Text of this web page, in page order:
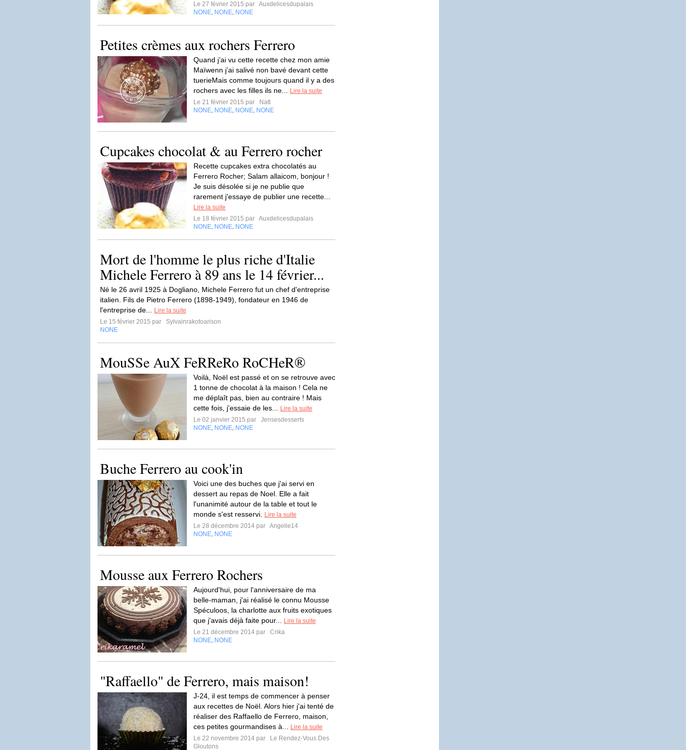
Le 27 février 2015 par Auxdelicesdupalais
NONE NONE NONE
Petites crèmes aux rochers Ferrero
Quand j’ai vu cette recette chez mon amie
Maïwenn j’ai salivé non bavé devant cette
tuerieMais comme toujours quand il y a des
rochers avec les filles ils ne...
Lire la suite
Le 21 février 2015 par
Natt
NONE NONE NONE NONE
Cupcakes chocolat & au Ferrero rocher
Recette cupcakes extra chocolatés au
Ferrero Rocher; Salam allaicom, bonjour !
Je suis désolée si je ne publie que
rarement j'essaye de publier une recette...
Lire la suite
Le 18 février 2015 par Auxdelicesdupalais
NONE NONE NONE
Mort de l'homme le plus riche d'Italie
Michele Ferrero à 89 ans le 14 février...
Né le 26 avril 1925 à Dogliano, Michele Ferrero fut un chef d'entreprise
italien. Fils de Pietro Ferrero (1898-1949), fondateur en 1946 de
l'entreprise de...
Lire la suite
Le 15 février 2015 par
Sylvainrakotoarison
NONE
MouSSe AuX FeRReRo RoCHeR®
Voilà, Noël est passé et on se retrouve avec
1 tonne de chocolat à la maison ! Cela ne
me déplaît pas, bien au contraire ! Mais
cette fois, j'essaie de les...
Lire la suite
Le 02 janvier 2015 par
Jensesdesserts
NONE NONE NONE
Buche Ferrero au cook'in
Voici une des buches que j'ai servi en
dessert au repas de Noel. Elle a fait
l'unanimité autour de la table et tout le
monde s'est resservi.
Lire la suite
Le 28 décembre 2014 par Angelle14
NONE NONE
Mousse aux Ferrero Rochers
Aujourd'hui, pour l'anniversaire de ma
belle-maman, j'ai réalisé le connu Mousse
Spéculoos, la charlotte aux fruits exotiques
que j'avais déjà faite pour...
Lire la suite
Le 21 décembre 2014 par
Crika
NONE NONE
"Raffaello" de Ferrero, mais maison!
J-24, il est temps de commencer à penser
aux recettes de Noël. Alors hier j'ai tenté de
réaliser des Raffaello de Ferrero, maison,
ces petites gourmandises à...
Lire la suite
Le 22 novembre 2014 par
Le Rendez-Vous Des
Gloutons